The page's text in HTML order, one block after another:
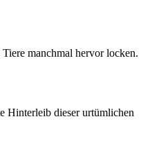
manchmal hervor locken.
Hinterleib dieser urtümlichen